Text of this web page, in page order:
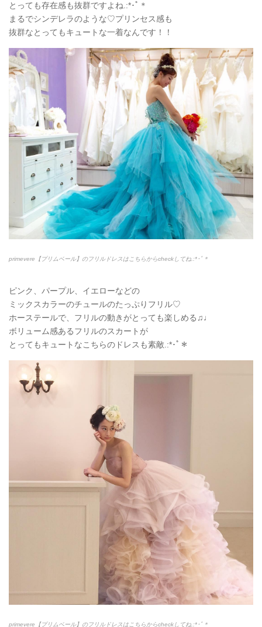
とっても存在感も抜群ですよね.:*･ﾟ＊
まるでシンデレラのような♡プリンセス感も
抜群なとってもキュートな一着なんです！！
primevere【プリムベール】のフリルドレスはこちらからcheckしてね.:*･ﾟ＊
ピンク、パープル、イエローなどの
ミックスカラーのチュールのたっぷりフリル♡
ホーステールで、フリルの動きがとっても楽しめる♫♩
ボリューム感あるフリルのスカートが
とってもキュートなこちらのドレスも素敵.:*･ﾟ＊
primevere【プリムベール】のフリルドレスはこちらからcheckしてね.:*･ﾟ＊